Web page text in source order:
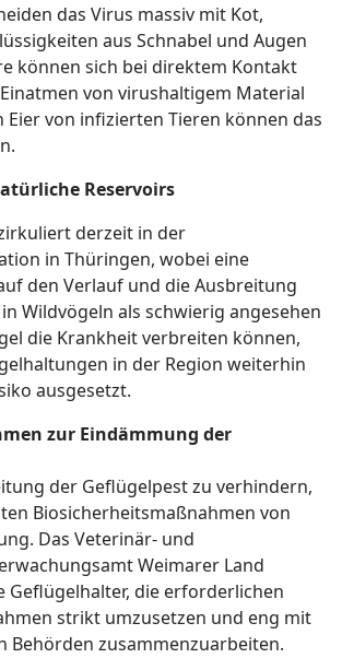
das Virus massiv mit Kot,
aus Schnabel und Augen
können sich bei direktem Kontakt
von virushaltigem Material
Eier von infizierten Tieren können das
Reservoirs
derzeit in der
in Thüringen, wobei eine
den Verlauf und die Ausbreitung
Wildvögeln als schwierig angesehen
die Krankheit verbreiten können,
in der Region weiterhin
ausgesetzt.
zur Eindämmung der
der Geflügelpest zu verhindern,
Biosicherheitsmaßnahmen von
Das Veterinär- und
Weimarer Land
Geflügelhalter, die erforderlichen
strikt umzusetzen und eng mit
Behörden zusammenzuarbeiten.